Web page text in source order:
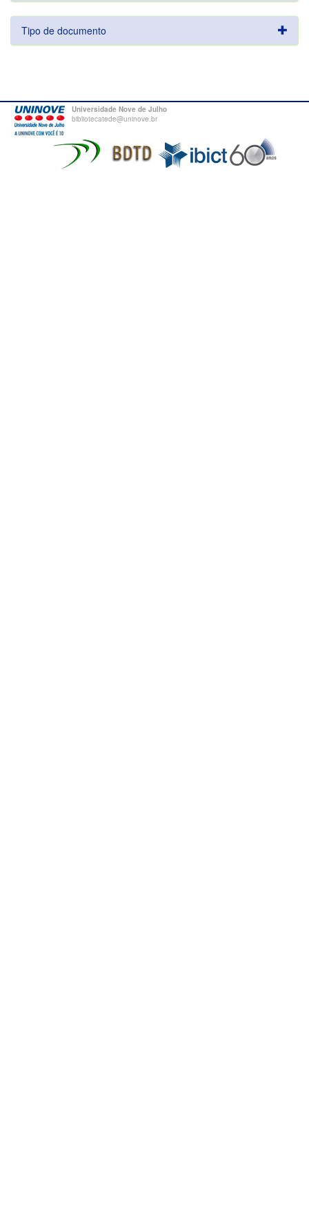
Tipo de documento
Universidade Nove de Julho
bibliotecatede@uninove.br